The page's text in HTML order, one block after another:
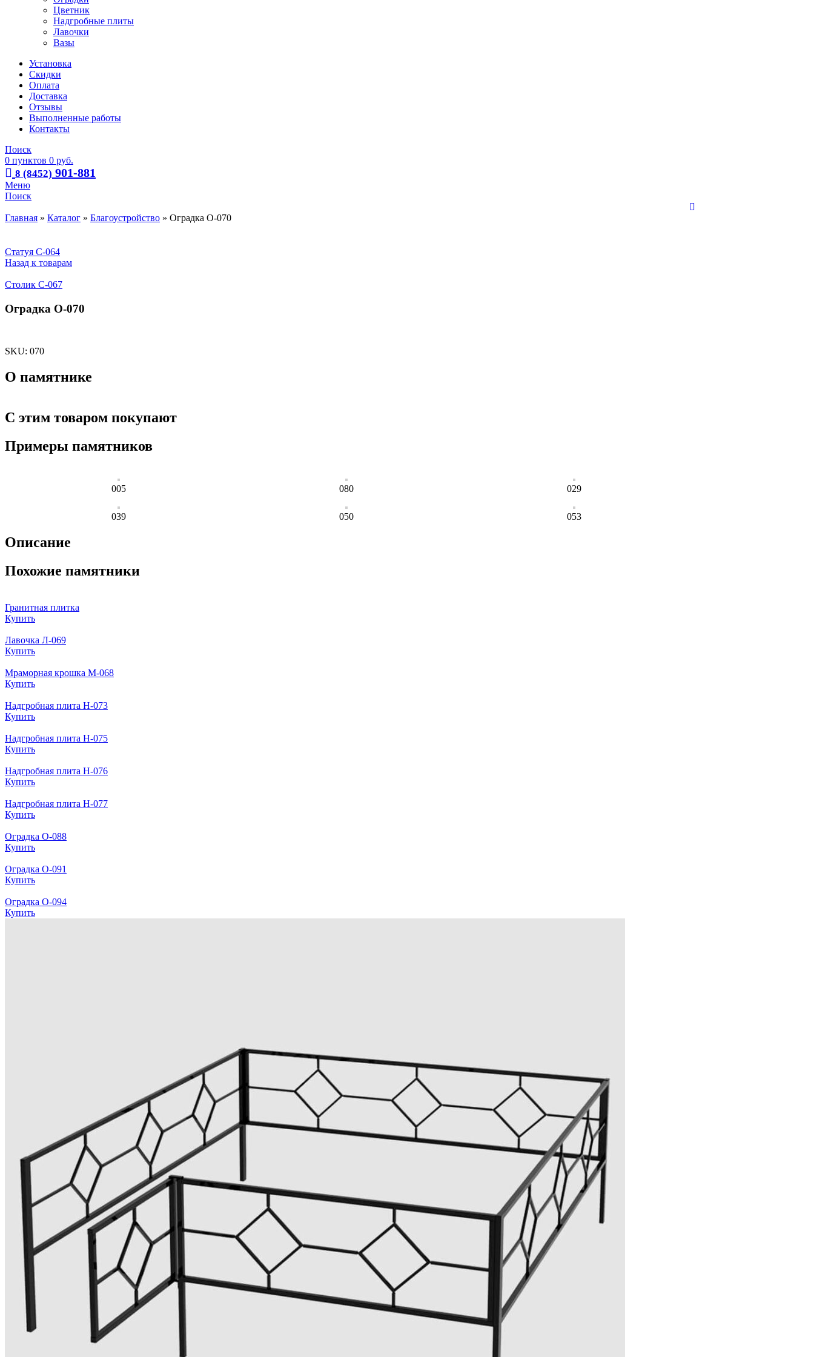
Цветник
Надгробные плиты
Лавочки
Вазы
Установка
Скидки
Оплата
Доставка
Отзывы
Выполненные работы
Контакты
Поиск
0 пунктов 0 руб.
8 (8452) 901-881
Меню
Поиск
Главная » Каталог » Благоустройство » Оградка О-070
Статуя С-064
Назад к товарам
Столик С-067
Оградка О-070
SKU: 070
О памятнике
С этим товаром покупают
Примеры памятников
005 080 029
039 050 053
Описание
Похожие памятники
Гранитная плитка
Купить
Лавочка Л-069
Купить
Мраморная крошка М-068
Купить
Надгробная плита Н-073
Купить
Надгробная плита Н-075
Купить
Надгробная плита Н-076
Купить
Надгробная плита Н-077
Купить
Оградка О-088
Купить
Оградка О-091
Купить
Оградка О-094
Купить